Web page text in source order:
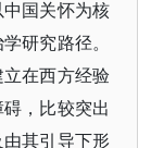
国关怀为核
研究路径。
在西方经验
，比较突出
其引导下形